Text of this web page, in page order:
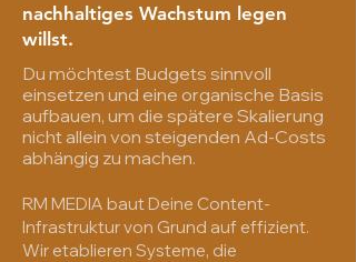
nachhaltiges Wachstum legen
willst.
Du möchtest Budgets sinnvoll
einsetzen und eine organische Basis
aufbauen, um die spätere Skalierung
nicht allein von steigenden Ad-Costs
abhängig zu machen.
RM MEDIA baut Deine Content-
Infrastruktur von Grund auf effizient.
Wir etablieren Systeme, die